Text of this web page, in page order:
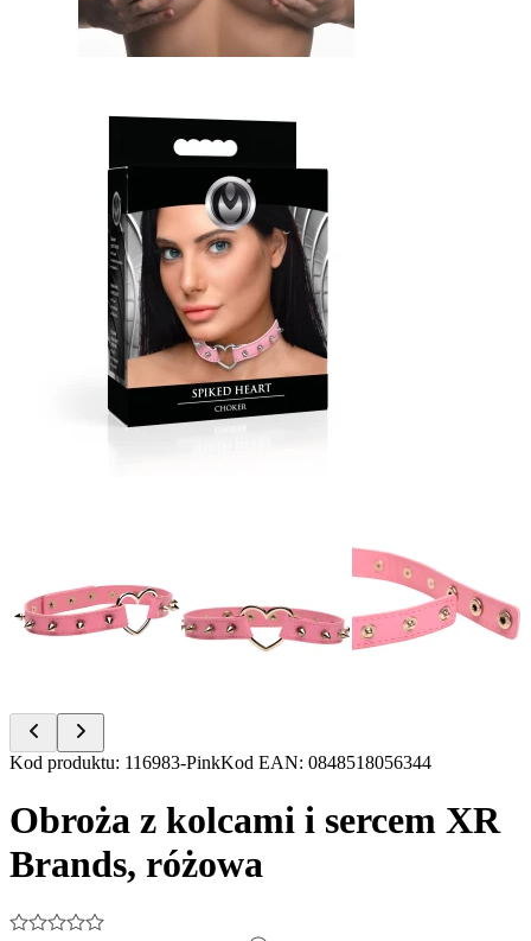
Item
of
7
Kod produktu: 116983-PinkKod EAN: 0848518056344
Obroża z kolcami i sercem XR
Brands, różowa